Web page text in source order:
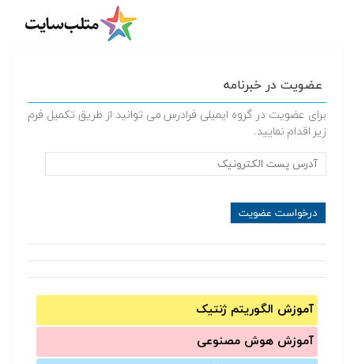
عضویت در خبرنامه
برای عضویت در گروه ایمیلی فرادرس می توانید از طریق تکمیل فرم
زیر اقدام نمایید.
آموزش الگوریتم ژنتیک
آموزش‌ هوش مصنوعی